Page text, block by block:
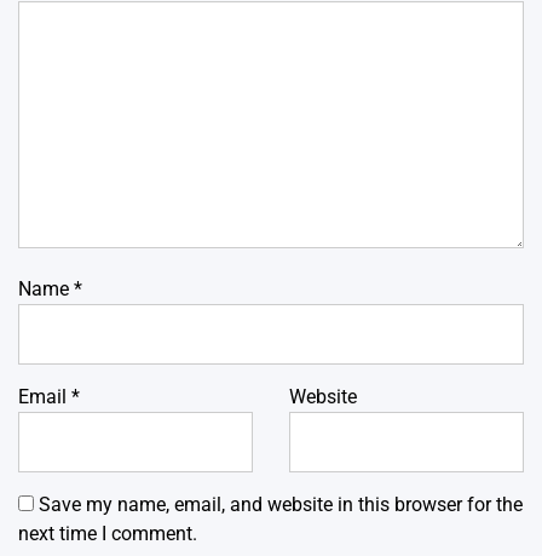
Name *
Email * Website
Save my name, email, and website in this browser for the
next time I comment.